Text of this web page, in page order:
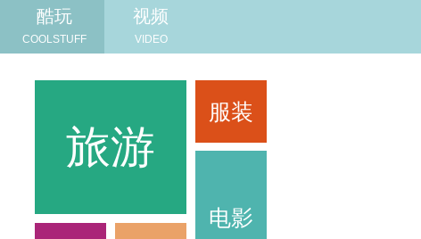
酷玩
COOLSTUFF
视频
VIDEO
旅游
服装
电影
旅游